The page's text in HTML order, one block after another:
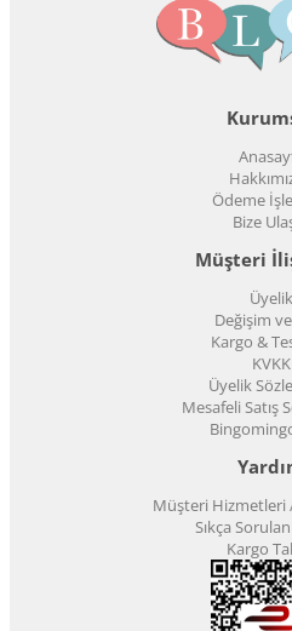
Ödeme
Bize
Müşteri
Üyelik
Değişim
Kargo &
KVKK
Üyelik
Mesafeli Satış
Müşteri Hizmetleri
Sıkça
Kargo